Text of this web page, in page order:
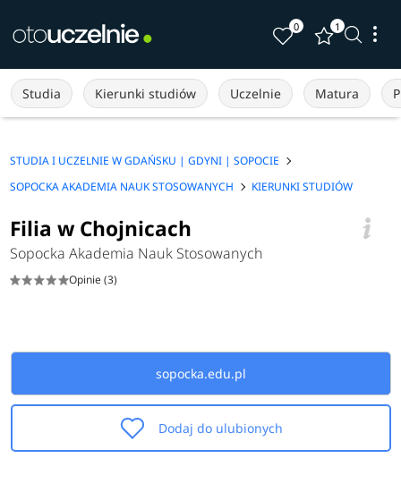
0 1
Studia Kierunki studiów Uczelnie Matura
STUDIA I UCZELNIE W GDAŃSKU | GDYNI | SOPOCIE
SOPOCKA AKADEMIA NAUK STOSOWANYCH
KIERUNKI STUDIÓW
Filia w Chojnicach
Sopocka Akademia Nauk Stosowanych
Opinie (3)
sopocka.edu.pl
Dodaj do ulubionych